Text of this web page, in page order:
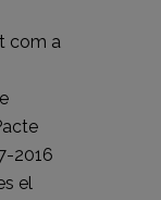
com a
2016
el